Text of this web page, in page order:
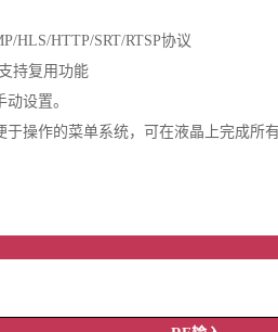
HLS/HTTP/SRT/RTSP协议
持复用功能
设置。
操作的菜单系统，可在液晶上完成所有